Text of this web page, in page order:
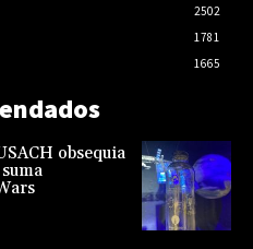
2502
1781
1665
obsequia